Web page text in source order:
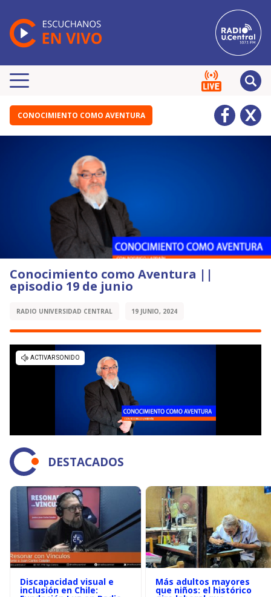
CONOCIMIENTO COMO AVENTURA
Conocimiento como Aventura ||
episodio 19 de junio
RADIO UNIVERSIDAD CENTRAL 19 JUNIO, 2024
DESTACADOS
Discapacidad visual e
inclusión en Chile:
Más adultos mayores
que niños: el histórico